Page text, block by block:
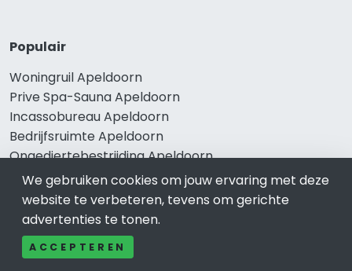
Populair
Woningruil Apeldoorn
Prive Spa-Sauna Apeldoorn
Incassobureau Apeldoorn
Bedrijfsruimte Apeldoorn
Ongediertebestrijding Apeldoorn
We gebruiken cookies om jouw ervaring met deze
website te verbeteren, tevens om gerichte
advertenties te tonen.
ACCEPTEREN